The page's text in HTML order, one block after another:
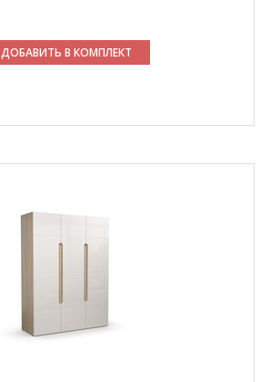
ДОБАВИТЬ В КОМПЛЕКТ